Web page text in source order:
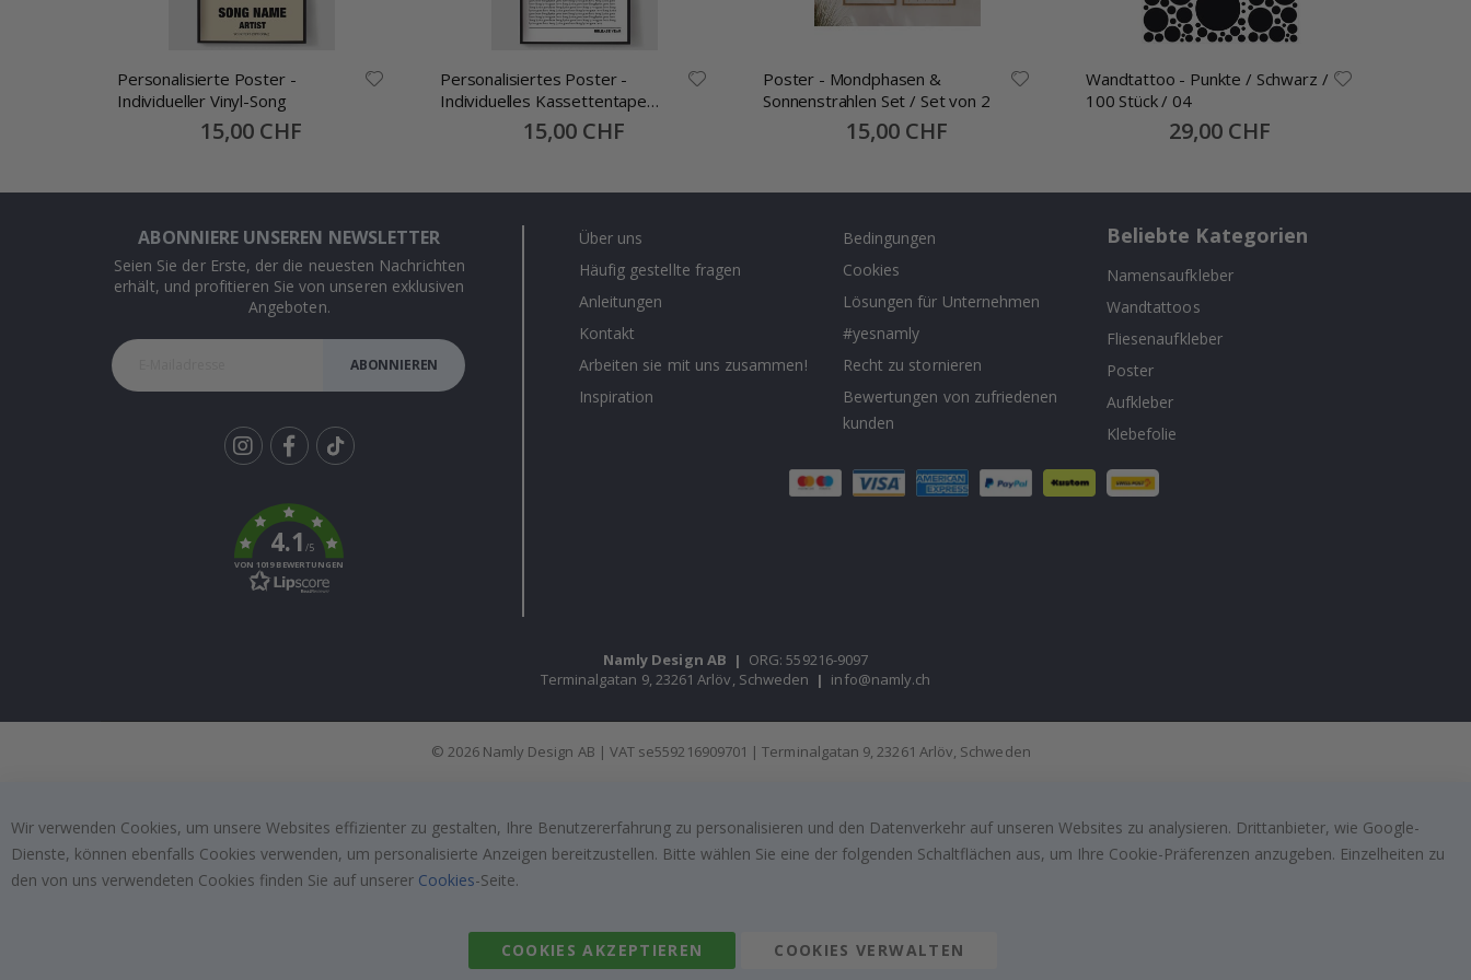
Personalisierte Poster -
Individueller Vinyl-Song
Special
Price
15,00 CHF
Personalisiertes Poster -
Individuelles Kassettentape
LieblingsliedSpecial
Price
15,00 CHF
Poster - Mondphasen &
Sonnenstrahlen Set / Set von 2
Special
Price
15,00 CHF
Wandtattoo - Punkte / Schwarz /
100 Stück / 04
Special
Price
29,00 CHF
ABONNIERE UNSEREN NEWSLETTER
Seien Sie der Erste, der die neuesten Nachrichten
erhält, und profitieren Sie von unseren exklusiven
Angeboten.
ABONNIEREN
k
4.1/5
VON 1019 BEWERTUNGEN
Über uns
Häufig gestellte fragen
Anleitungen
Kontakt
Arbeiten sie mit uns zusammen!
Inspiration
Bedingungen
Cookies
Lösungen für Unternehmen
#yesnamly
Recht zu stornieren
Bewertungen von zufriedenen
kunden
Beliebte Kategorien
Namensaufkleber
Wandtattoos
Fliesenaufkleber
Poster
Aufkleber
Klebefolie
Namly Design AB | ORG: 559216-9097
Terminalgatan 9, 23261 Arlöv, Schweden | info@namly.ch
© 2026 Namly Design AB | VAT se559216909701 | Terminalgatan 9, 23261 Arlöv, Schweden
Wir verwenden Cookies, um unsere Websites effizienter zu gestalten, Ihre Benutzererfahrung zu personalisieren und den Datenverkehr auf unseren Websites zu analysieren. Drittanbieter, wie Google-
Dienste, können ebenfalls Cookies verwenden, um personalisierte Anzeigen bereitzustellen. Bitte wählen Sie eine der folgenden Schaltflächen aus, um Ihre Cookie-Präferenzen anzugeben. Einzelheiten zu
den von uns verwendeten Cookies finden Sie auf unserer Cookies-Seite.
COOKIES AKZEPTIEREN COOKIES VERWALTEN